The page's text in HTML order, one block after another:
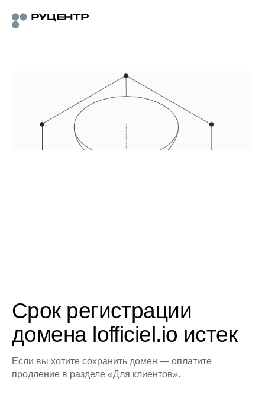
Срок регистрации
домена lofficiel.io истек
Если вы хотите сохранить домен — оплатите
продление в разделе «Для клиентов».